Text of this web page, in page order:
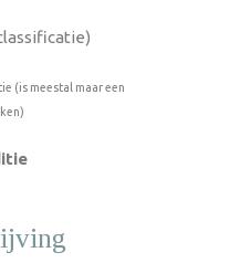
(is meestal maar een